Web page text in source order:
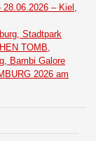
– Kiel,
Stadtpark
TOMB,
Bambi Galore
2026 am